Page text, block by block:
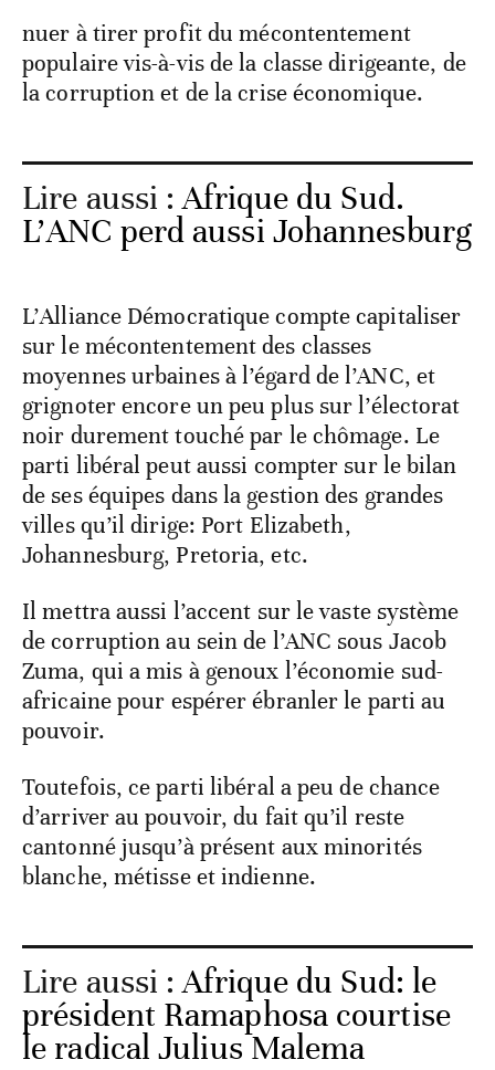
nuer à tirer profit du mécontentement
populaire vis-à-vis de la classe dirigeante, de
la corruption et de la crise économique.
Lire aussi :Afrique du Sud.
L’ANC perd aussi Johannesburg
L’Alliance Démocratique compte capitaliser
sur le mécontentement des classes
moyennes urbaines à l’égard de l’ANC, et
grignoter encore un peu plus sur l’électorat
noir durement touché par le chômage. Le
parti libéral peut aussi compter sur le bilan
de ses équipes dans la gestion des grandes
villes qu’il dirige: Port Elizabeth,
Johannesburg, Pretoria, etc.
Il mettra aussi l’accent sur le vaste système
de corruption au sein de l’ANC sous Jacob
Zuma, qui a mis à genoux l’économie sud-
africaine pour espérer ébranler le parti au
pouvoir.
Toutefois, ce parti libéral a peu de chance
d’arriver au pouvoir, du fait qu’il reste
cantonné jusqu’à présent aux minorités
blanche, métisse et indienne.
Lire aussi :Afrique du Sud: le
président Ramaphosa courtise
le radical Julius Malema